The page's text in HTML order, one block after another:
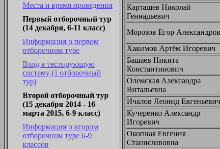
Места и время проведения
Первый отборочный тур
(14 декабря, 6-11 класс)
Информация о первом
отборочном туре
Вход в тестирующую
систему (1 отборочный
тур)
Второй отборочный тур
(15 декабря 2014 - 16
марта 2015, 6-9 класс)
Информация о втором
отборочном туре 6-9
классов
Карташев Николай
Геннадьевич
Морозов Егор
Хакимов Артём Игоревич
Башаев Никита
Константинович
Олемская Александра
Витальевна
Ичалов Леонид Евгеньевич
Кучеренко Александр
Игоревич
Окопная Евгения
Станиславовна